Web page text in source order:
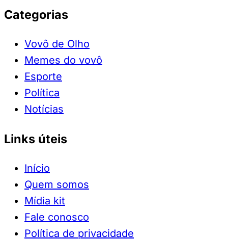
Categorias
Vovô de Olho
Memes do vovô
Esporte
Política
Notícias
Links úteis
Início
Quem somos
Mídia kit
Fale conosco
Política de privacidade